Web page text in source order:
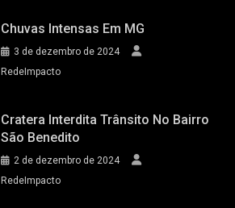
Chuvas Intensas Em MG
3 de dezembro de 2024
RedeImpacto
Cratera Interdita Trânsito No Bairro
São Benedito
2 de dezembro de 2024
RedeImpacto